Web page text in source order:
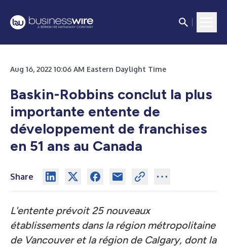
Aug 16, 2022 10:06 AM Eastern Daylight Time
Baskin-Robbins conclut la plus
importante entente de
développement de franchises
en 51 ans au Canada
Share
L'entente prévoit 25 nouveaux
établissements dans la région métropolitaine
de Vancouver et la région de Calgary, dont la